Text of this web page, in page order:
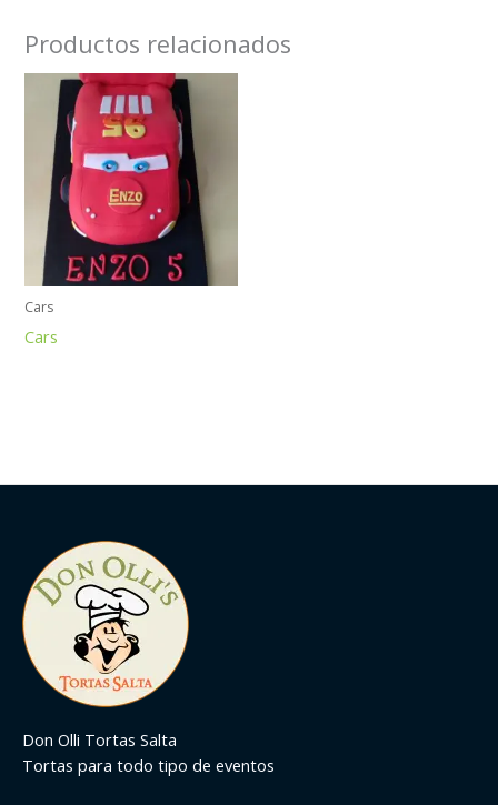
Productos relacionados
Cars
Cars
Don Olli Tortas Salta
Tortas para todo tipo de eventos